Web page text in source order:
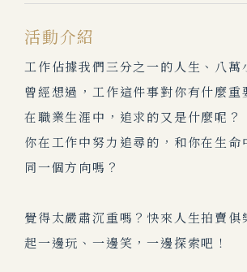
活動介紹
工作佔據我們三分之一的人生、八萬
曾經想過，工作這件事對你有什麼重
在職業生涯中，追求的又是什麼呢？
你在工作中努力追尋的，和你在生命
同一個方向嗎？
覺得太嚴肅沉重嗎？快來人生拍賣俱
起一邊玩、一邊笑，一邊探索吧！